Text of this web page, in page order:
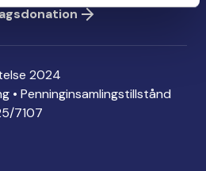
2024
• Penninginsamlingstillstånd
7107